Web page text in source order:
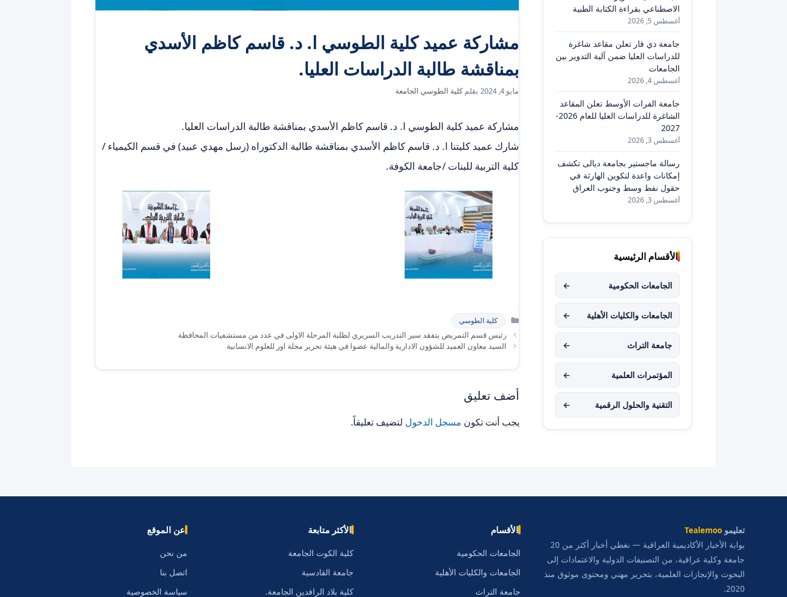
مشاركة عميد كلية الطوسي ا. د. قاسم كاظم الأسدي
بمناقشة طالبة الدراسات العليا.
مايو 4, 2024 بقلمكلية الطوسي الجامعة
مشاركة عميد كلية الطوسي ا. د. قاسم كاظم الأسدي بمناقشة طالبة الدراسات العليا.
شارك عميد كليتنا ا. د. قاسم كاظم الأسدي بمناقشة طالبة الدكتوراه (رسل مهدي عبيد) في قسم الكيمياء /
كلية التربية للبنات /جامعة الكوفة.
التصنيفات
كلية الطوسي
رئيس قسم التمريض يتفقد سير التدريب السريري لطلبة المرحلة الاولى في عدد من مستشفيات المحافظة
السيد معاون العميد للشؤون الادارية والمالية عضوا في هيئة تحرير مجلة اور للعلوم الانسانية
أضف تعليق
يجب أنت تكون مسجل الدخول لتضيف تعليقاً.
الاصطناعي بقراءة الكتابة الطبية
أغسطس 5, 2026
جامعة ذي قار تعلن مقاعد شاغرة
للدراسات العليا ضمن آلية التدوير بين
الجامعات
أغسطس 4, 2026
جامعة الفرات الأوسط تعلن المقاعد
الشاغرة للدراسات العليا للعام 2026-
2027
أغسطس 3, 2026
رسالة ماجستير بجامعة ديالى تكشف
إمكانات واعدة لتكوين الهارثة في
حقول نفط وسط وجنوب العراق
أغسطس 3, 2026
الأقسام الرئيسية
الجامعات الحكومية ←
الجامعات والكليات الأهلية ←
جامعة التراث ←
المؤتمرات العلمية ←
التقنية والحلول الرقمية ←
تعليمو Tealemoo
بوابة الأخبار الأكاديمية العراقية — نغطي أخبار أكثر من 20
جامعة وكلية عراقية، من التصنيفات الدولية والاعتمادات إلى
البحوث والإنجازات العلمية، بتحرير مهني ومحتوى موثوق منذ
2020.
الأقسام
الجامعات الحكومية
الجامعات والكليات الأهلية
جامعة التراث
الأكثر متابعة
كلية الكوت الجامعة
جامعة القادسية
كلية بلاد الرافدين الجامعة.
عن الموقع
من نحن
اتصل بنا
سياسة الخصوصية